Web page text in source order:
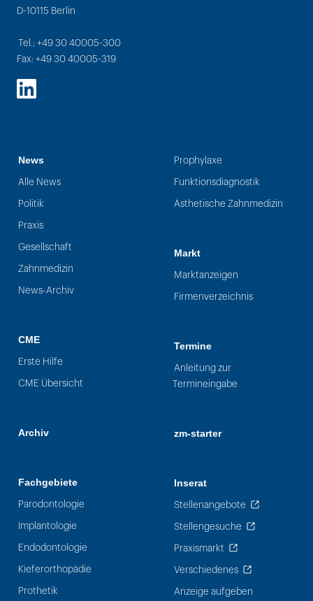
D-10115 Berlin
Tel.: +49 30 40005-300
Fax: +49 30 40005-319
LinkedIn
News
Alle News
Politik
Praxis
Gesellschaft
Zahnmedizin
News-Archiv
CME
Erste Hilfe
CME Übersicht
Archiv
Fachgebiete
Parodontologie
Implantologie
Endodontologie
Kieferorthopädie
Prothetik
Prophylaxe
Funktionsdiagnostik
Ästhetische Zahnmedizin
Markt
Marktanzeigen
Firmenverzeichnis
Termine
Anleitung zur
Termineingabe
zm-starter
Inserat
Stellenangebote
Stellengesuche
Praxismarkt
Verschiedenes
Anzeige aufgeben